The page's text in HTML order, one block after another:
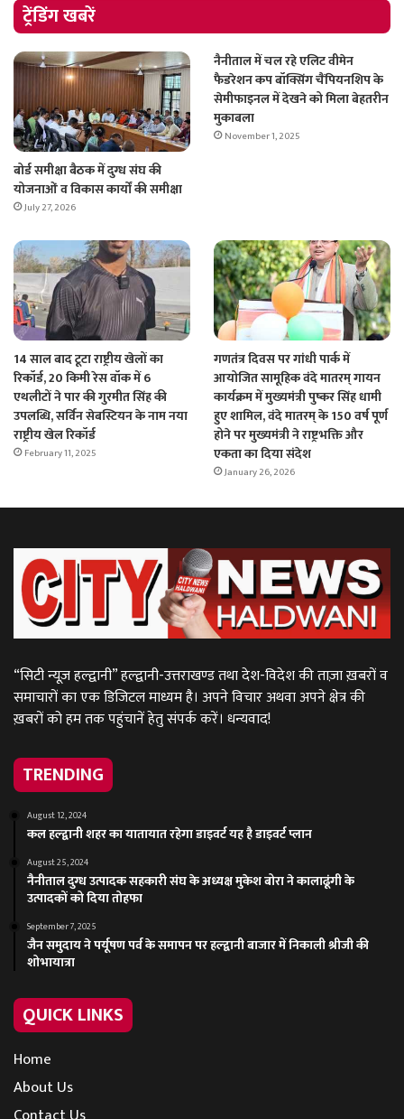
ट्रेंडिंग खबरें
बोर्ड समीक्षा बैठक में दुग्ध संघ की
योजनाओं व विकास कार्यों की समीक्षा
July 27, 2026
नैनीताल में चल रहे एलिट वीमेन
फैडरेशन कप बॉक्सिंग चैंपियनशिप के
सेमीफाइनल में देखने को मिला बेहतरीन
मुकाबला
November 1, 2025
14 साल बाद टूटा राष्ट्रीय खेलों का
रिकॉर्ड, 20 किमी रेस वॉक में 6
एथलीटों ने पार की गुरमीत सिंह की
उपलब्धि, सर्विन सेबस्टियन के नाम नया
राष्ट्रीय खेल रिकॉर्ड
February 11, 2025
गणतंत्र दिवस पर गांधी पार्क में
आयोजित सामूहिक वंदे मातरम् गायन
कार्यक्रम में मुख्यमंत्री पुष्कर सिंह धामी
हुए शामिल, वंदे मातरम् के 150 वर्ष पूर्ण
होने पर मुख्यमंत्री ने राष्ट्रभक्ति और
एकता का दिया संदेश
January 26, 2026
“सिटी न्यूज़ हल्द्वानी” हल्द्वानी-उत्तराखण्ड तथा देश-विदेश की ताज़ा ख़बरों व
समाचारों का एक डिजिटल माध्यम है। अपने विचार अथवा अपने क्षेत्र की
ख़बरों को हम तक पहुंचानें हेतु संपर्क करें। धन्यवाद!
TRENDING
August 12, 2024
कल हल्द्वानी शहर का यातायात रहेगा डाइवर्ट यह है डाइवर्ट प्लान
August 25, 2024
नैनीताल दुग्ध उत्पादक सहकारी संघ के अध्यक्ष मुकेश बोरा ने कालाढूंगी के
उत्पादकों को दिया तोहफा
September 7, 2025
जैन समुदाय ने पर्यूषण पर्व के समापन पर हल्द्वानी बाजार में निकाली श्रीजी की
शोभायात्रा
QUICK LINKS
Home
About Us